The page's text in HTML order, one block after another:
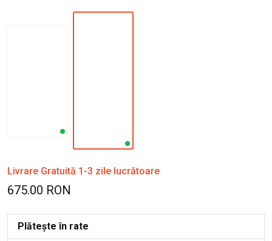
Livrare Gratuită 1-3 zile lucrătoare
675.00 RON
Plătește în rate